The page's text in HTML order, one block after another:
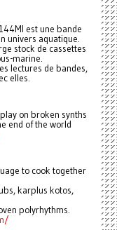
est une bande
univers aquatique.
stock de cassettes
marine.
lectures de bandes,
elles.
on broken synths
end of the world
to cook together
karplus kotos,
polyrhythms.